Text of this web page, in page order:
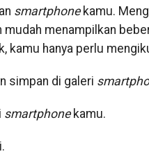
smartphonekamu.
mudah menampilkan
kamu hanya perlu
simpan di galeri
smartphonekamu.